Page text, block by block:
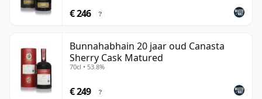
€ 246 ?
Bunnahabhain 20 jaar oud Canasta
Sherry Cask Matured
70cl • 53.8%
€ 249 ?